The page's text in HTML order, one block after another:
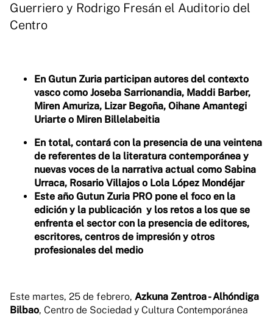
Guerriero y Rodrigo Fresán el Auditorio del
Centro
En Gutun Zuria participan autores del contexto
vasco como Joseba Sarrionandia, Maddi Barber,
Miren Amuriza, Lizar Begoña, Oihane Amantegi
Uriarte o Miren Billelabeitia
En total, contará con la presencia de una veintena
de referentes de la literatura contemporánea y
nuevas voces de la narrativa actual como Sabina
Urraca, Rosario Villajos o Lola López Mondéjar
Este año Gutun Zuria PRO pone el foco en la
edición y la publicación y los retos a los que se
enfrenta el sector con la presencia de editores,
escritores, centros de impresión y otros
profesionales del medio
Este martes, 25 de febrero, Azkuna Zentroa - Alhóndiga
Bilbao, Centro de Sociedad y Cultura Contemporánea